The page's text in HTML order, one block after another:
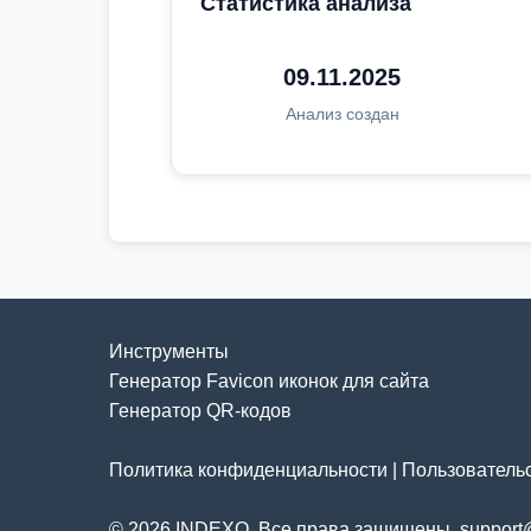
09.11.2025
Анализ создан
Инструменты
Генератор Favicon иконок для сайта
Генератор QR-кодов
Политика конфиденциальности